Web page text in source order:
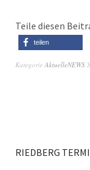
Teile diesen
teilen
Kategorie AktuelleNEWS
RIEDBERG